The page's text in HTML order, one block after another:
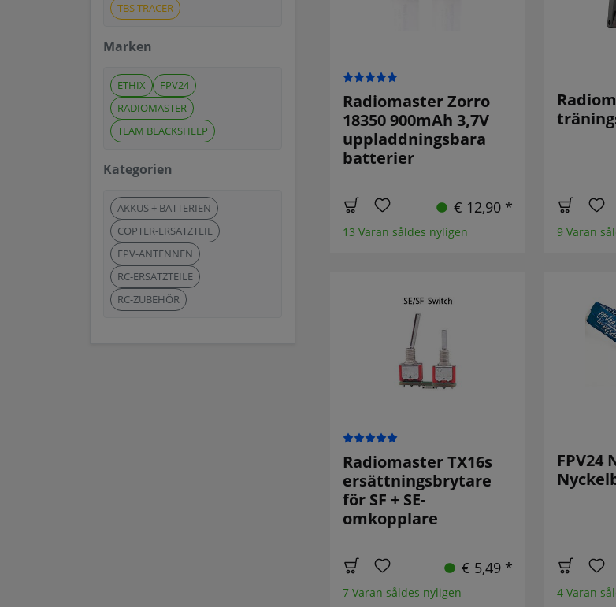
TBS TRACER
Marken
ETHIX
FPV24
RADIOMASTER
TEAM BLACKSHEEP
Kategorien
AKKUS + BATTERIEN
COPTER-ERSATZTEIL
FPV-ANTENNEN
RC-ERSATZTEILE
RC-ZUBEHÖR
Radiomaster Zorro
18350 900mAh 3,7V
uppladdningsbara
batterier
€ 12,90 *
13 Varan såldes nyligen 9 Varan
Radiomaster TX16s
ersättningsbrytare
för SF + SE-
omkopplare
€ 5,49 *
7 Varan såldes nyligen
FPV24
4 Varan